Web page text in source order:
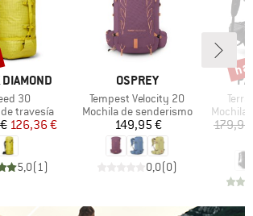
30
grouptravesía
Precio
Precio reducido
126,36 €
5,0( 1)
MARCA
OSPREY
Artículo
Tempest Velocity 20
Product group
Mochila de senderismo
Precio
149,95 €
0,0(0)
Product
Mochila